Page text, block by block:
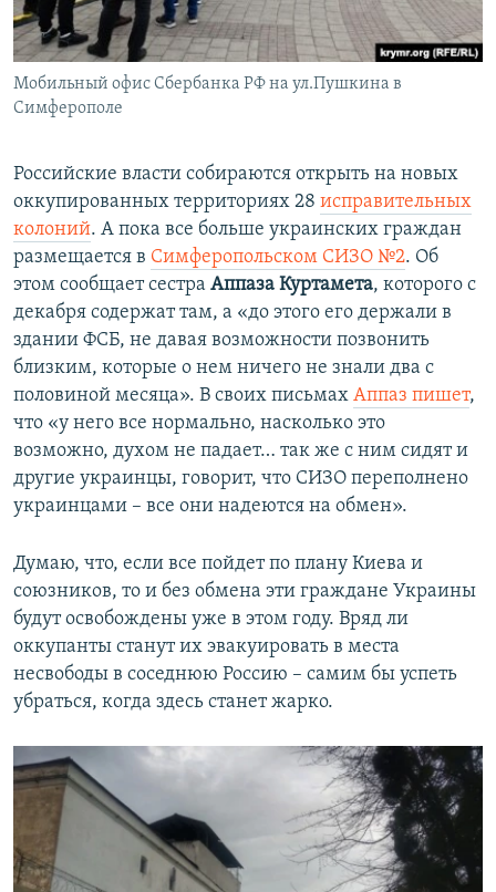
Мобильный офис Сбербанка РФ на ул.Пушкина в
Симферополе
Российские власти собираются открыть на новых
оккупированных территориях 28 исправительных
колоний. А пока все больше украинских граждан
размещается в Симферопольском СИЗО №2. Об
этом сообщает сестра Аппаза Куртамета, которого с
декабря содержат там, а «до этого его держали в
здании ФСБ, не давая возможности позвонить
близким, которые о нем ничего не знали два с
половиной месяца». В своих письмах Аппаз пишет,
что «у него все нормально, насколько это
возможно, духом не падает… так же с ним сидят и
другие украинцы, говорит, что СИЗО переполнено
украинцами – все они надеются на обмен».
Думаю, что, если все пойдет по плану Киева и
союзников, то и без обмена эти граждане Украины
будут освобождены уже в этом году. Вряд ли
оккупанты станут их эвакуировать в места
несвободы в соседнюю Россию – самим бы успеть
убраться, когда здесь станет жарко.